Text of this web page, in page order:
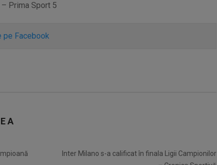
Prima Sport 5
pe Facebook
Inter Milano s-a calificat în finala Ligii Campionilor